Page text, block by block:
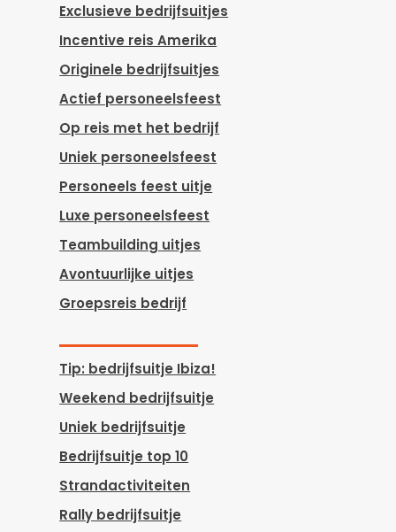
Exclusieve bedrijfsuitjes
Incentive reis Amerika
Originele bedrijfsuitjes
Actief personeelsfeest
Op reis met het bedrijf
Uniek personeelsfeest
Personeels feest uitje
Luxe personeelsfeest
Teambuilding uitjes
Avontuurlijke uitjes
Groepsreis bedrijf
Tip: bedrijfsuitje Ibiza!
Weekend bedrijfsuitje
Uniek bedrijfsuitje
Bedrijfsuitje top 10
Strandactiviteiten
Rally bedrijfsuitje